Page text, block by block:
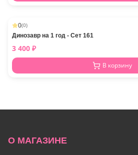
0(0)
Динозавр на 1 год - Сет 161
3 400 ₽
В корзину
О МАГАЗИНЕ